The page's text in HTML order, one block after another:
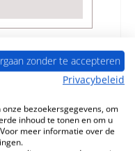
zonder te accepteren
Privacybeleid
bezoekersgegevens, om
inhoud te tonen en om u
meer informatie over de